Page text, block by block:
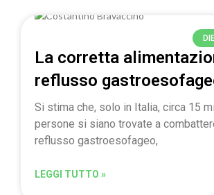
La corretta
reflusso
Si stima che, solo in Italia, circa 15
persone si siano trovate a
reflusso gastroesofageo,
LEGGI TUTTO »